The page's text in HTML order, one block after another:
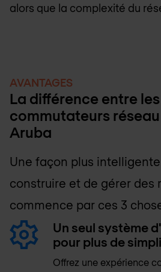
alors que la complexité du
AVANTAGES
La différence entre les
commutateurs
Aruba
Une façon plus
construire et de gérer des
commence par ces 3
Un seul système
pour plus de
Offrez une expérience